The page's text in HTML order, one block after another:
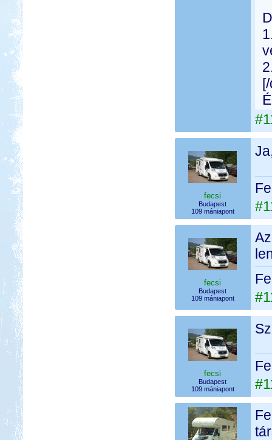
fecsi
Budapest
109 mániapont
fecsi
Budapest
109 mániapont
fecsi
Budapest
109 mániapont